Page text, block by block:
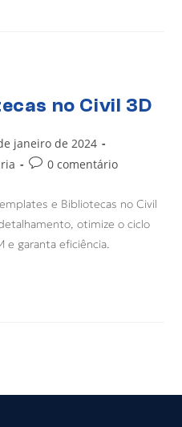
no Civil 3D
janeiro de 2024
0 comentário
e Bibliotecas no Civil
otimize o ciclo
e garanta eficiência.